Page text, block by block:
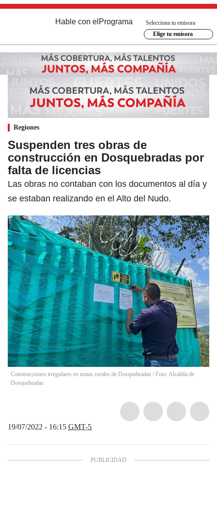
Hable con el Programa
Selecciona tu emisora
Elige tu emisora
Regiones
Suspenden tres obras de
construcción en Dosquebradas por
falta de licencias
Las obras no contaban con los documentos al día y
se estaban realizando en el Alto del Nudo.
Construcciones irregulares en zonas rurales de Dosquebradas / Foto: Alcaldía de
Dosquebradas
19/07/2022 - 16:15 GMT-5